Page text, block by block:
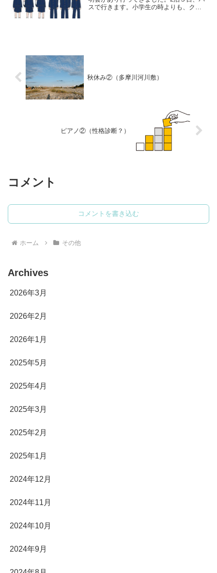
スで行きます。小学生の時よりも、クラ
秋休み②（多摩川河川敷）
ピアノ②（性格診断？）
コメント
コメントを書き込む
ホーム その他
Archives
2026年3月
2026年2月
2026年1月
2025年5月
2025年4月
2025年3月
2025年2月
2025年1月
2024年12月
2024年11月
2024年10月
2024年9月